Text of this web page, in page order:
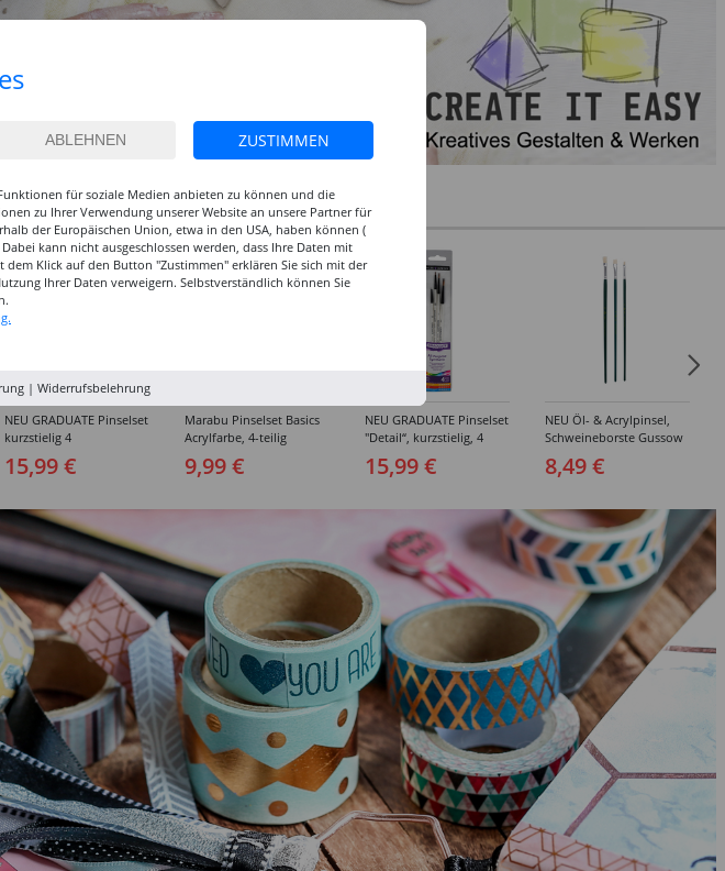
NEU GRADUATE Pinselset
kurzstielig 4
Synthetikpinsel
15,99 €
Marabu Pinselset Basics
Acrylfarbe, 4-teilig
9,99 €
NEU GRADUATE Pinselset
"Detail“, kurzstielig, 4
Synthetikpinsel
15,99 €
NEU Öl- & Acrylpinsel,
Schweineborste Gussow
Flach, 3er Set, 4, 8, 10
8,49 €
ZUSTIMMEN
für soziale Medien anbieten zu können und die
zu Ihrer Verwendung unserer Website an unsere Partner für
der Europäischen Union, etwa in den USA, haben können (
Dabei kann nicht ausgeschlossen werden, dass Ihre Daten mit
Klick auf den Button "Zustimmen" erklären Sie sich mit der
Ihrer Daten verweigern. Selbstverständlich können Sie
| Widerrufsbelehrung